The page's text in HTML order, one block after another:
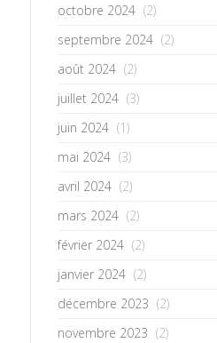
octobre 2024 (2)
septembre 2024 (2)
août 2024 (2)
juillet 2024 (3)
juin 2024 (1)
mai 2024 (3)
avril 2024 (2)
mars 2024 (2)
février 2024 (2)
janvier 2024 (2)
décembre 2023 (2)
novembre 2023 (2)